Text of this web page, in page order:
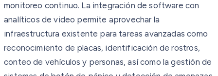
monitoreo continuo. La integración de software con
analíticos de video permite aprovechar la
infraestructura existente para tareas avanzadas como
reconocimiento de placas, identificación de rostros,
conteo de vehículos y personas, así como la gestión de